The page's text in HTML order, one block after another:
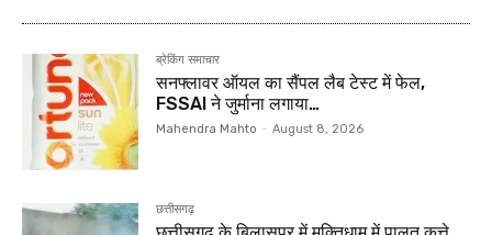
ब्रेकिंग समाचार
सनफ्लावर ऑयल का सैंपल लैब टेस्ट में फेल,
FSSAI ने जुर्माना लगाया…
Mahendra Mahto - August 8, 2026
छत्तीसगढ़